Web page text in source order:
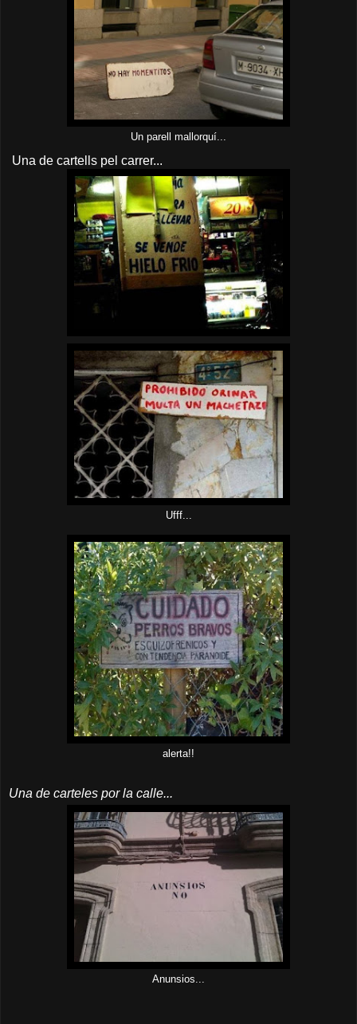
Un parell mallorquí...
Una de cartells pel carrer...
Ufff...
alerta!!
Una de carteles por la calle...
Anunsios...